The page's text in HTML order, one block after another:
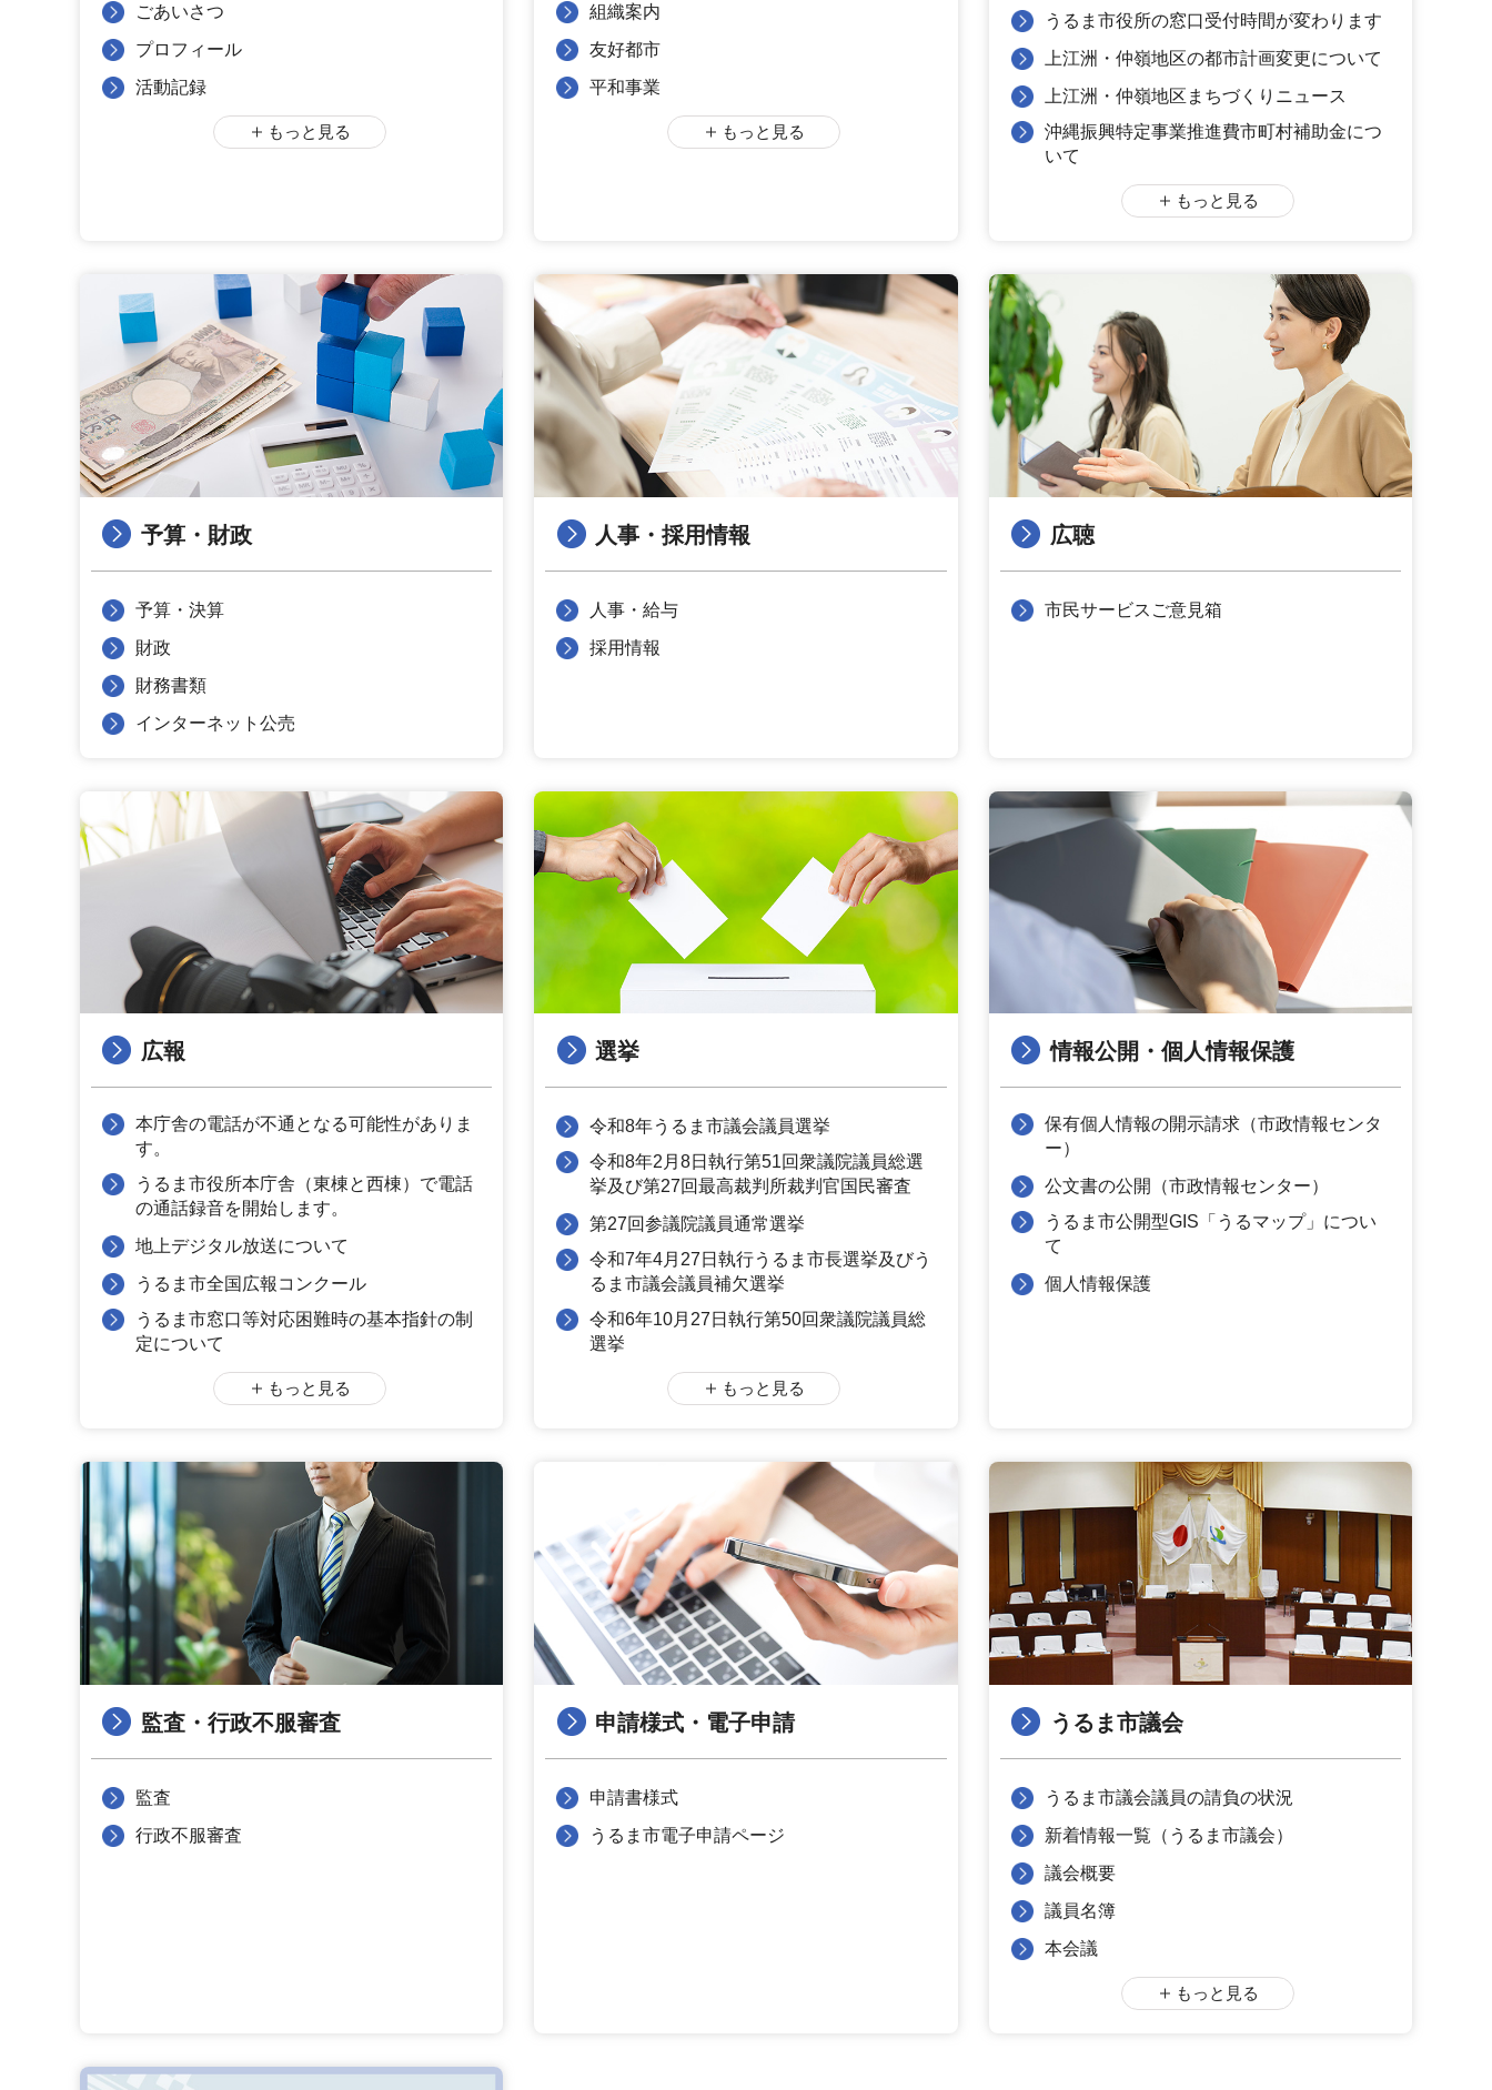
ごあいさつ
プロフィール
活動記録
もっと見る
組織案内
友好都市
平和事業
もっと見る
うるま市役所の窓口受付時間が変わります
上江洲・仲嶺地区の都市計画変更について
上江洲・仲嶺地区まちづくりニュース
沖縄振興特定事業推進費市町村補助金につ
いて
もっと見る
予算・財政
予算・決算
財政
財務書類
インターネット公売
人事・採用情報
人事・給与
採用情報
広聴
市民サービスご意見箱
広報
本庁舎の電話が不通となる可能性がありま
す。
うるま市役所本庁舎（東棟と西棟）で電話
の通話録音を開始します。
地上デジタル放送について
うるま市全国広報コンクール
うるま市窓口等対応困難時の基本指針の制
定について
もっと見る
選挙
令和8年うるま市議会議員選挙
令和8年2月8日執行第51回衆議院議員総選
挙及び第27回最高裁判所裁判官国民審査
第27回参議院議員通常選挙
令和7年4月27日執行うるま市長選挙及びう
るま市議会議員補欠選挙
令和6年10月27日執行第50回衆議院議員総
選挙
もっと見る
情報公開・個人情報保護
保有個人情報の開示請求（市政情報センタ
ー）
公文書の公開（市政情報センター）
うるま市公開型GIS「うるマップ」につい
て
個人情報保護
監査・行政不服審査
監査
行政不服審査
申請様式・電子申請
申請書様式
うるま市電子申請ページ
うるま市議会
うるま市議会議員の請負の状況
新着情報一覧（うるま市議会）
議会概要
議員名簿
本会議
もっと見る